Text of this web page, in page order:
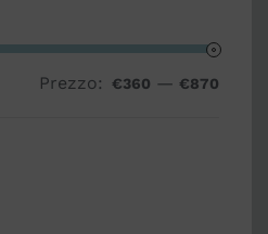
Prezzo: €360 — €870